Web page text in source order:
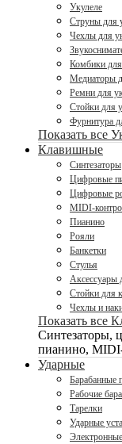
Укулеле
Струны для
Чехлы для
Комбики для
Медиаторы
Ремни для
Стойки для
Фурнитура
Показать все
Клавишные
Синтезаторы
Цифровые
Цифровые
MIDI-
Пианино
Рояли
Банкетки
Стулья
Аксессуары
Стойки для
Чехлы и
Показать все
Синтезаторы,
пианино,
Ударные
Барабанные
Рабочие
Тарелки
Ударные